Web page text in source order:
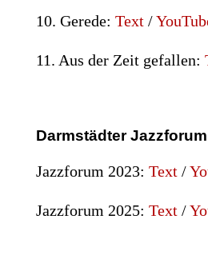
10. Gerede: Text /
11. Aus der Zeit gefallen:
Darmstädter Jazzforum
Jazzforum 2023: Text /
Jazzforum 2025: Text /